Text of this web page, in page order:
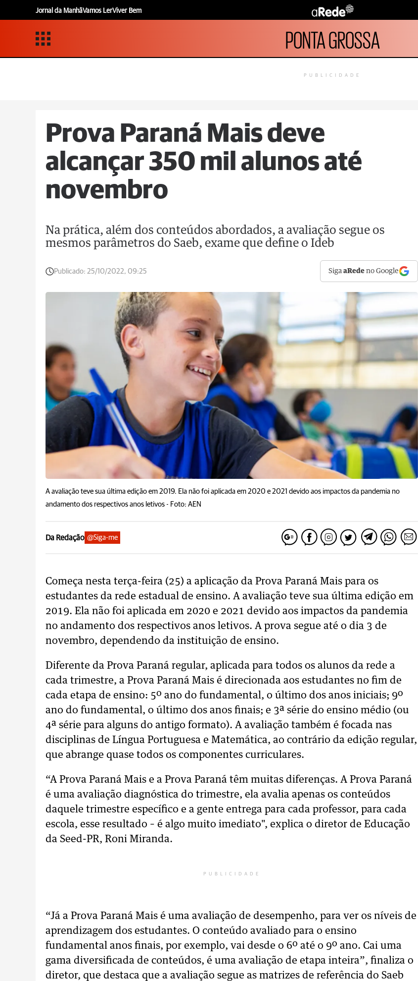
Jornal da ManhãVamos LerViver Bem
PONTA GROSSA
PUBLICIDADE
Prova Paraná Mais deve
alcançar 350 mil alunos até
novembro
Na prática, além dos conteúdos abordados, a avaliação segue os
mesmos parâmetros do Saeb, exame que define o Ideb
Publicado: 25/10/2022, 09:25 SigaaRede no Google
A avaliação teve sua última edição em 2019. Ela não foi aplicada em 2020 e 2021 devido aos impactos da pandemia no
andamento dos respectivos anos letivos - Foto: AEN
Da Redação @Siga-me
Começa nesta terça-feira (25) a aplicação da Prova Paraná Mais para os
estudantes da rede estadual de ensino. A avaliação teve sua última edição em
2019. Ela não foi aplicada em 2020 e 2021 devido aos impactos da pandemia
no andamento dos respectivos anos letivos. A prova segue até o dia 3 de
novembro, dependendo da instituição de ensino.
Diferente da Prova Paraná regular, aplicada para todos os alunos da rede a
cada trimestre, a Prova Paraná Mais é direcionada aos estudantes no fim de
cada etapa de ensino: 5º ano do fundamental, o último dos anos iniciais; 9º
ano do fundamental, o último dos anos finais; e 3ª série do ensino médio (ou
4ª série para alguns do antigo formato). A avaliação também é focada nas
disciplinas de Língua Portuguesa e Matemática, ao contrário da edição regular,
que abrange quase todos os componentes curriculares.
“A Prova Paraná Mais e a Prova Paraná têm muitas diferenças. A Prova Paraná
é uma avaliação diagnóstica do trimestre, ela avalia apenas os conteúdos
daquele trimestre específico e a gente entrega para cada professor, para cada
escola, esse resultado – é algo muito imediato", explica o diretor de Educação
da Seed-PR, Roni Miranda.
PUBLICIDADE
“Já a Prova Paraná Mais é uma avaliação de desempenho, para ver os níveis de
aprendizagem dos estudantes. O conteúdo avaliado para o ensino
fundamental anos finais, por exemplo, vai desde o 6º até o 9º ano. Cai uma
gama diversificada de conteúdos, é uma avaliação de etapa inteira”, finaliza o
diretor, que destaca que a avaliação segue as matrizes de referência do Saeb